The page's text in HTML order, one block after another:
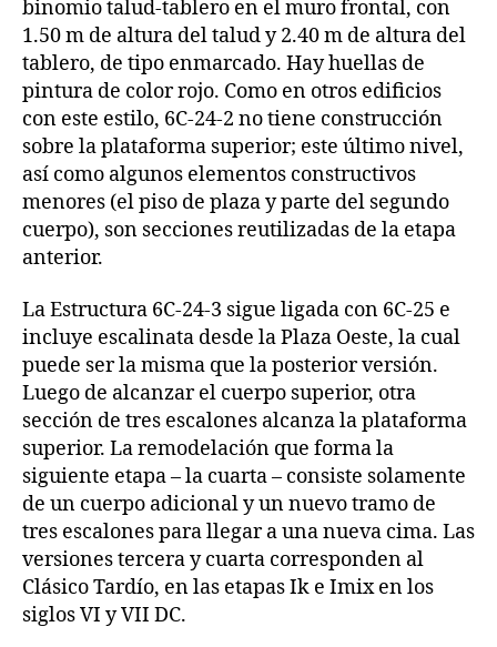
binomio talud-tablero en el muro frontal, con
1.50 m de altura del talud y 2.40 m de altura del
tablero, de tipo enmarcado. Hay huellas de
pintura de color rojo. Como en otros edificios
con este estilo, 6C-24-2 no tiene construcción
sobre la plataforma superior; este último nivel,
así como algunos elementos constructivos
menores (el piso de plaza y parte del segundo
cuerpo), son secciones reutilizadas de la etapa
anterior.
La Estructura 6C-24-3 sigue ligada con 6C-25 e
incluye escalinata desde la Plaza Oeste, la cual
puede ser la misma que la posterior versión.
Luego de alcanzar el cuerpo superior, otra
sección de tres escalones alcanza la plataforma
superior. La remodelación que forma la
siguiente etapa – la cuarta – consiste solamente
de un cuerpo adicional y un nuevo tramo de
tres escalones para llegar a una nueva cima. Las
versiones tercera y cuarta corresponden al
Clásico Tardío, en las etapas Ik e Imix en los
siglos VI y VII DC.